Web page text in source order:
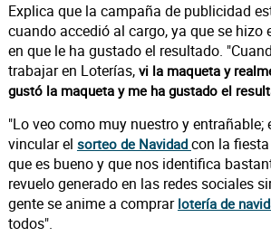
Explica que la campaña de publicidad
cuando accedió al cargo, ya que se hizo
en que le ha gustado el resultado.
trabajar en Loterías, vi la maqueta y
gustó la maqueta y me ha gustado el
"Lo veo como muy nuestro y entrañable;
vincular el sorteo de Navidad con la
que es bueno y que nos identifica
revuelo generado en las redes sociales
gente se anime a comprar lotería de
todos".